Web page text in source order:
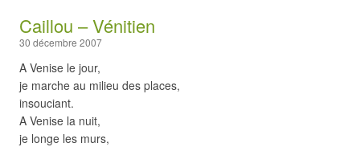
Caillou – Vénitien
30 décembre 2007
A Venise le jour,
je marche au milieu des places,
insouciant.
A Venise la nuit,
je longe les murs,